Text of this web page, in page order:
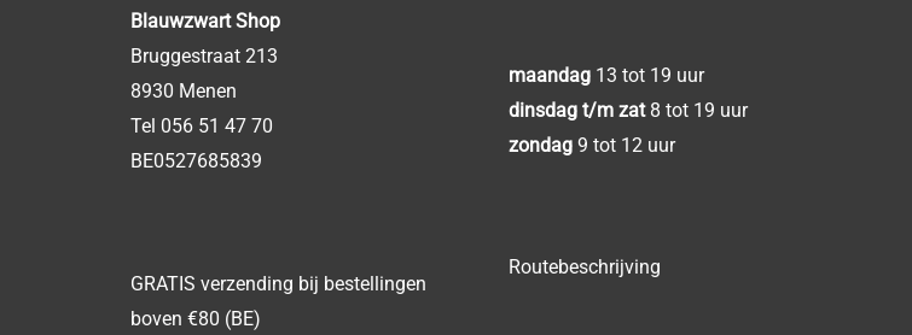
Blauwzwart Shop
Bruggestraat 213
8930 Menen
Tel 056 51 47 70
BE0527685839
GRATIS verzending bij bestellingen
boven €80 (BE)
maandag 13 tot 19 uur
dinsdag t/m zat 8 tot 19 uur
zondag 9 tot 12 uur
Routebeschrijving